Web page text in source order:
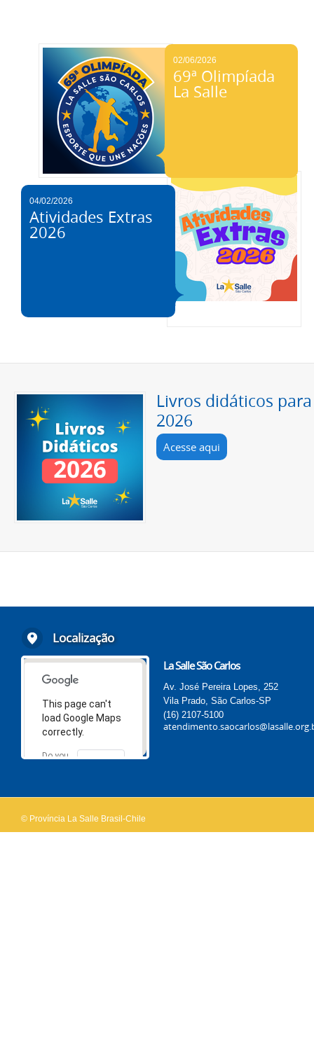
02/06/2026
69ª Olimpíada
La Salle
04/02/2026
Atividades Extras
2026
Livros didáticos para
2026
Acesse aqui
Localização
This page can't
load Google Maps
correctly.
Do you
OK
La Salle São Carlos
Av. José Pereira Lopes, 252
Vila Prado, São Carlos-SP
(16) 2107-5100
© Província La Salle Brasil-Chile